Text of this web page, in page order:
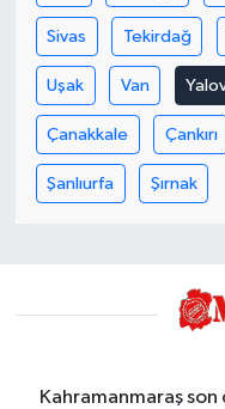
Sivas Tekirdağ
Uşak Van
Çanakkale Çankırı
Şanlıurfa Şırnak
Kahramanmaraş